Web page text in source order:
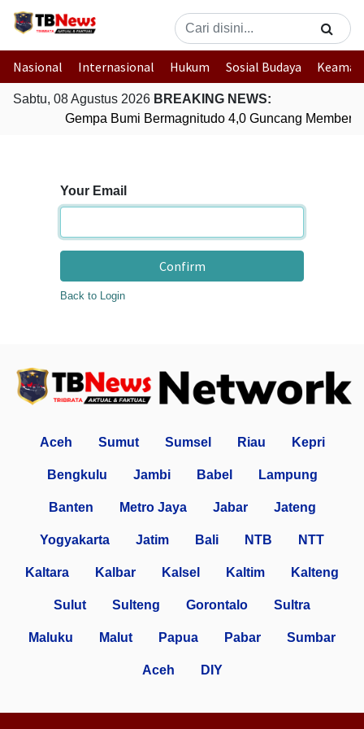
Nasional Internasional Hukum Sosial Budaya
Sabtu, 08 Agustus 2026 BREAKING NEWS:
Gempa Bumi Bermagnitudo 4,0 Guncang
Your Email
Confirm
Back to Login
Aceh Sumut Sumsel Riau Kepri
Bengkulu Jambi Babel Lampung
Banten Metro Jaya Jabar Jateng
Yogyakarta Jatim Bali NTB NTT
Kaltara Kalbar Kalsel Kaltim Kalteng
Sulut Sulteng Gorontalo Sultra
Maluku Malut Papua Pabar Sumbar
Aceh DIY